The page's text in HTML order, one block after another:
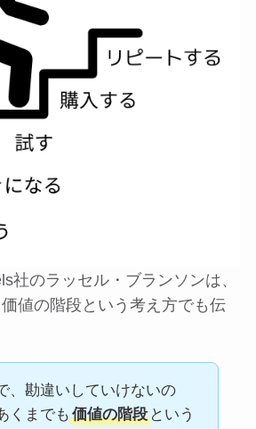
社のラッセル・ブランソンは、
値の階段という考え方でも伝
、勘違いしていけないの
くまでも 価値の階段という